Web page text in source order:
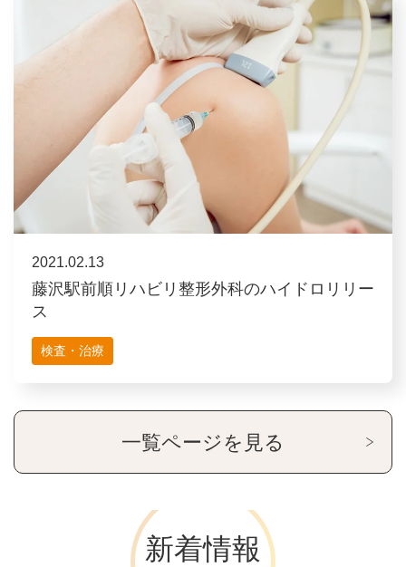
2021.02.13
藤沢駅前順リハビリ整形外科のハイドロリリー
ス
検査・治療
一覧ページを見る
新着情報